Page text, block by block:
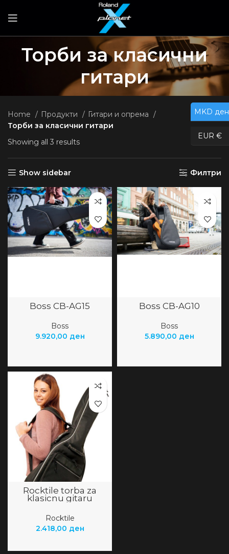
Торби за класични
гитари
Home Продукти
Гитари и опрема
Торби за класични гитари
Showing all 3 results
Show sidebar Филтри
Boss CB-AG15
Boss
9.920,00 ден
Boss CB-AG10
Boss
5.890,00 ден
Rocktile torba za
klasicnu gitaru
Rocktile
2.418,00 ден
MKD ден
EUR €